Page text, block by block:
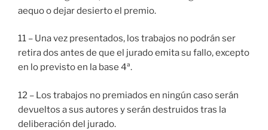
aequo o dejar desierto el premio.
11 – Una vez presentados, los trabajos no podrán ser
retira dos antes de que el jurado emita su fallo, excepto
en lo previsto en la base 4ª.
12 – Los trabajos no premiados en ningún caso serán
devueltos a sus autores y serán destruidos tras la
deliberación del jurado.